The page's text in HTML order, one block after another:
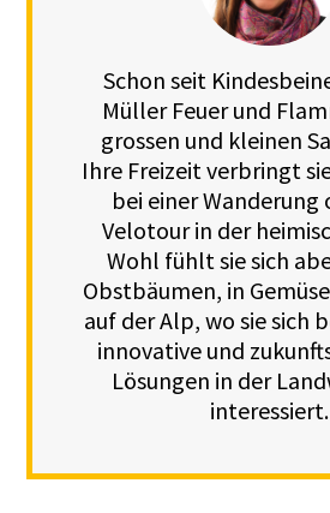
Schon seit
Müller Feuer und
grossen und kleinen
Ihre Freizeit verbringt
bei einer Wanderung
Velotour in der
Wohl fühlt sie sich
Obstbäumen, in
auf der Alp, wo sie sich
innovative und
Lösungen in der
interessiert.